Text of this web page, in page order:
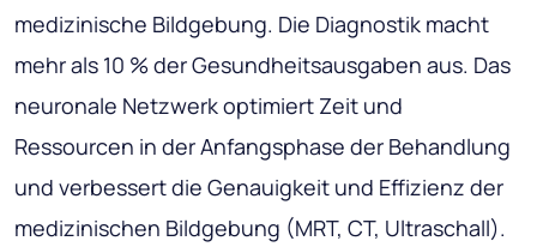
medizinische Bildgebung. Die Diagnostik macht
mehr als 10 % der Gesundheitsausgaben aus. Das
neuronale Netzwerk optimiert Zeit und
Ressourcen in der Anfangsphase der Behandlung
und verbessert die Genauigkeit und Effizienz der
medizinischen Bildgebung (MRT, CT, Ultraschall).